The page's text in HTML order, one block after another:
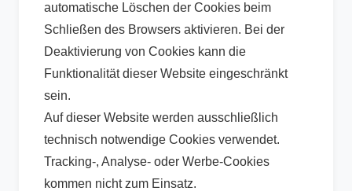
automatische Löschen der Cookies beim
Schließen des Browsers aktivieren. Bei der
Deaktivierung von Cookies kann die
Funktionalität dieser Website eingeschränkt
sein.
Auf dieser Website werden ausschließlich
technisch notwendige Cookies verwendet.
Tracking-, Analyse- oder Werbe-Cookies
kommen nicht zum Einsatz.